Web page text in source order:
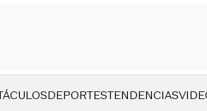
DEPORTESTENDENCIAS